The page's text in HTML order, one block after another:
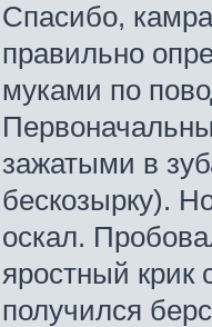
Спасибо,
правильно
муками по
зажатыми в
бескозырку).
оскал.
яростный
получился